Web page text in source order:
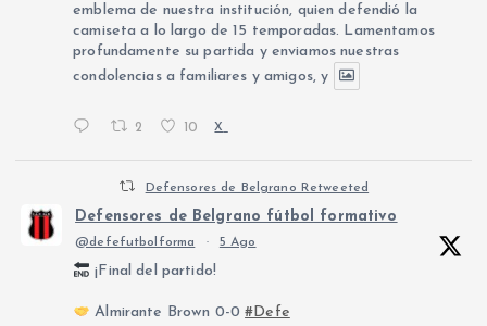
emblema de nuestra institución, quien defendió la
camiseta a lo largo de 15 temporadas. Lamentamos
profundamente su partida y enviamos nuestras
condolencias a familiares y amigos, y
2 10 X
Defensores de Belgrano Retweeted
Defensores de Belgrano fútbol formativo
@defefutbolforma · 5 Ago
¡Final del partido!
Almirante Brown 0-0#Defe